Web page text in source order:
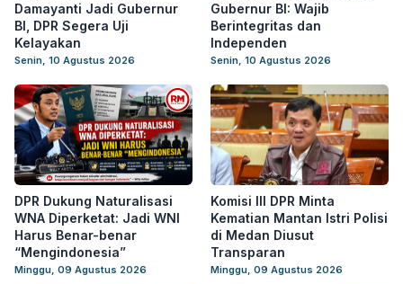
Damayanti Jadi Gubernur
BI, DPR Segera Uji
Kelayakan
Senin, 10 Agustus 2026
Gubernur BI: Wajib
Berintegritas dan
Independen
Senin, 10 Agustus 2026
DPR Dukung Naturalisasi
WNA Diperketat: Jadi WNI
Harus Benar-benar
“Mengindonesia”
Minggu, 09 Agustus 2026
Komisi III DPR Minta
Kematian Mantan Istri Polisi
di Medan Diusut
Transparan
Minggu, 09 Agustus 2026